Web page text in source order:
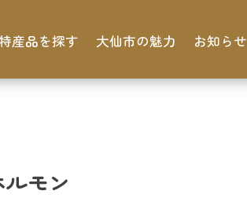
産品を探す 大仙市の魅力 お知らせ
モン